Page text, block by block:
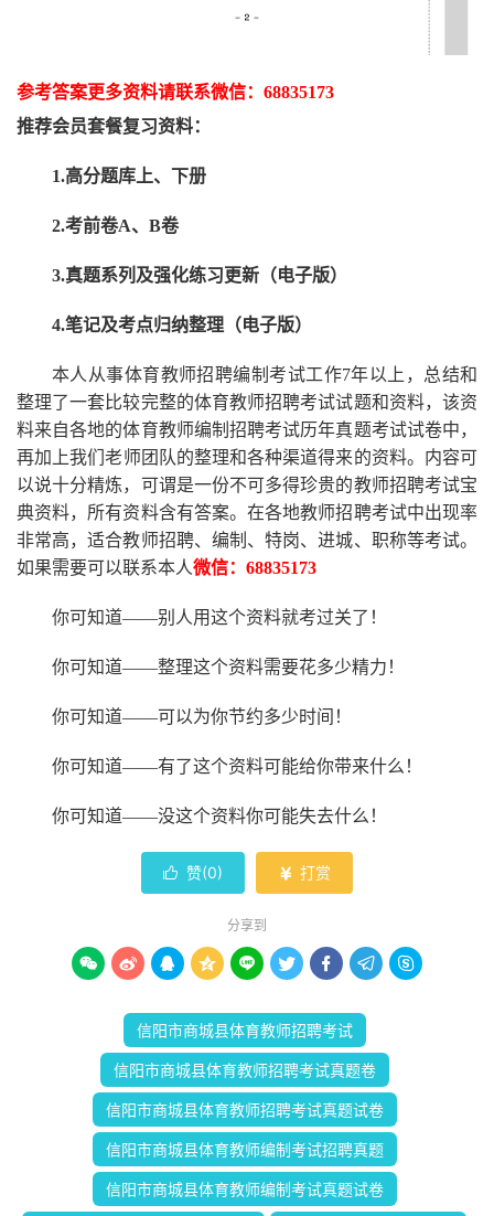
参考答案更多资料请联系微信： 68835173
推荐会员套餐复习资料：
1.高分题库上、下册
2.考前卷A、B卷
3.真题系列及强化练习更新（电子版）
4.笔记及考点归纳整理（电子版）
本人从事体育教师招聘编制考试工作7年以上，总结和
整理了一套比较完整的体育教师招聘考试试题和资料，该资
料来自各地的体育教师编制招聘考试历年真题考试试卷中，
再加上我们老师 团队的整理和各种渠道得来的资料。内容可
以说十分精炼，可谓是一份不可多得珍贵的教师招聘考试宝
典资料，所有资料含有答案。在各地教师招聘考试中出现率
非常高，适合教师招聘、编制、特岗、进城、职称等考试。
如果需要可以联系本人微信： 68835173
你可知道——别人用这个资料就考过关了！
你可知道——整理这个资料需要花多少精力 ！
你可知道——可以为你节约多少时间！
你可知道——有了这个资料可能给你带来什么！
你可知道——没这个资料你可能失去什么 ！
 赞(0)  打赏
分享到
        
信阳市商城县体育教师招聘考试
信阳市商城县体育教师招聘考试真题卷
信阳市商城县体育教师招聘考试真题试卷
信阳市商城县体育教师编制考试招聘真题
信阳市商城县体育教师编制考试真题试卷